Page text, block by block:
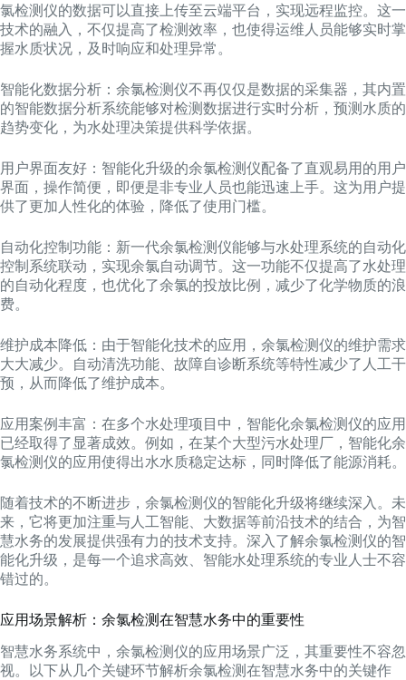
氯检测仪的数据可以直接上传至云端平台，实现远程监控。这一
技术的融入，不仅提高了检测效率，也使得运维人员能够实时掌
握水质状况，及时响应和处理异常。
智能化数据分析：余氯检测仪不再仅仅是数据的采集器，其内置
的智能数据分析系统能够对检测数据进行实时分析，预测水质的
趋势变化，为水处理决策提供科学依据。
用户界面友好：智能化升级的余氯检测仪配备了直观易用的用户
界面，操作简便，即便是非专业人员也能迅速上手。这为用户提
供了更加人性化的体验，降低了使用门槛。
自动化控制功能：新一代余氯检测仪能够与水处理系统的自动化
控制系统联动，实现余氯自动调节。这一功能不仅提高了水处理
的自动化程度，也优化了余氯的投放比例，减少了化学物质的浪
费。
维护成本降低：由于智能化技术的应用，余氯检测仪的维护需求
大大减少。自动清洗功能、故障自诊断系统等特性减少了人工干
预，从而降低了维护成本。
应用案例丰富：在多个水处理项目中，智能化余氯检测仪的应用
已经取得了显著成效。例如，在某个大型污水处理厂，智能化余
氯检测仪的应用使得出水水质稳定达标，同时降低了能源消耗。
随着技术的不断进步，余氯检测仪的智能化升级将继续深入。未
来，它将更加注重与人工智能、大数据等前沿技术的结合，为智
慧水务的发展提供强有力的技术支持。深入了解余氯检测仪的智
能化升级，是每一个追求高效、智能水处理系统的专业人士不容
错过的。
应用场景解析：余氯检测在智慧水务中的重要性
智慧水务系统中，余氯检测仪的应用场景广泛，其重要性不容忽
视。以下从几个关键环节解析余氯检测在智慧水务中的关键作